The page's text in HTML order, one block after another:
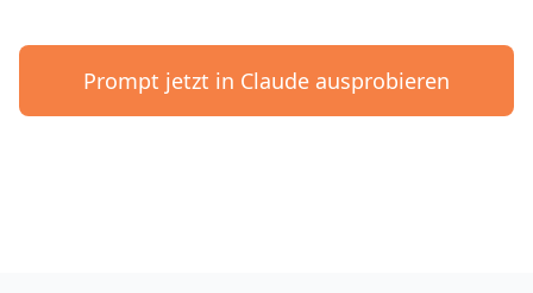
Prompt jetzt in Claude ausprobieren